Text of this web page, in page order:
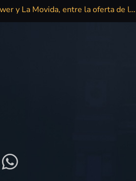
Javier Ojeda de Danza Invisible, Flower Power y La Movida, entre la oferta de las fiestas de Sant Josep